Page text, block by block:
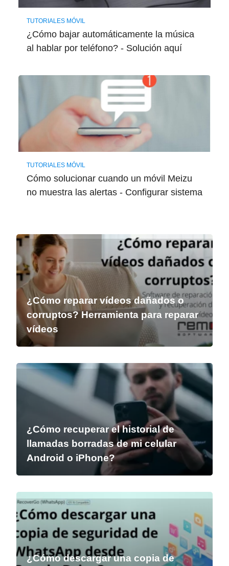
TUTORIALES MÓVIL
¿Cómo bajar automáticamente la música
al hablar por teléfono? - Solución aquí
TUTORIALES MÓVIL
Cómo solucionar cuando un móvil Meizu
no muestra las alertas - Configurar sistema
¿Cómo reparar vídeos dañados o
corruptos? Herramienta para reparar
vídeos
¿Cómo recuperar el historial de
llamadas borradas de mi celular
Android o iPhone?
¿Cómo descargar una copia de